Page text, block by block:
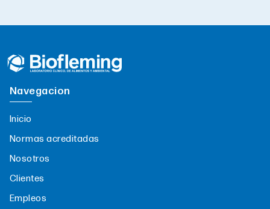
Navegacion
Inicio
Normas acreditadas
Nosotros
Clientes
Empleos